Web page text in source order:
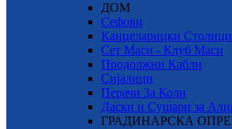
ДОМ
Сефови
Канцеларицки Столици
Сет Маси - Клуб Маси
Продолжни Кабли
Сијалици
Перачи За Коли
Даски и Сушари за
ГРАДИНАРСКА